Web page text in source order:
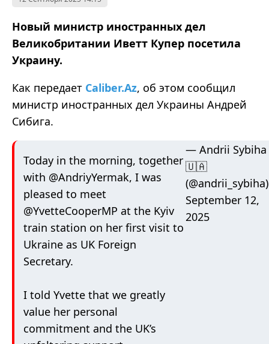
Новый министр иностранных дел
Великобритании Иветт Купер посетила
Украину.
Как передает Caliber.Az, об этом сообщил
министр иностранных дел Украины Андрей
Сибига.
Today in the morning, together
with @AndriyYermak, I was
pleased to meet
@YvetteCooperMP at the Kyiv
train station on her first visit to
Ukraine as UK Foreign
Secretary.
I told Yvette that we greatly
value her personal
commitment and the UK’s
— Andrii Sybiha
🇺🇦
(@andrii_sybiha)
September 12,
2025